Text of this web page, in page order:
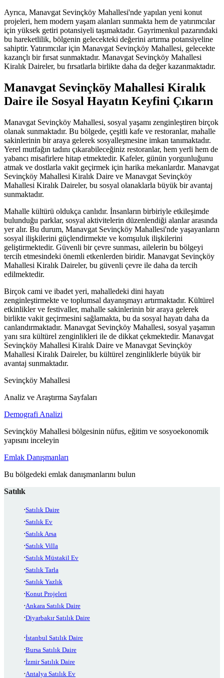
Ayrıca, Manavgat Sevinçköy Mahallesi'nde yapılan yeni konut
projeleri, hem modern yaşam alanları sunmakta hem de yatırımcılar
için yüksek getiri potansiyeli taşımaktadır. Gayrimenkul pazarındaki
bu hareketlilik, bölgenin gelecekteki değerini artırma potansiyeline
sahiptir. Yatırımcılar için Manavgat Sevinçköy Mahallesi, gelecekte
kazançlı bir fırsat sunmaktadır. Manavgat Sevinçköy Mahallesi
Kiralık Daireler, bu fırsatlarla birlikte daha da değer kazanmaktadır.
Manavgat Sevinçköy Mahallesi Kiralık
Daire ile Sosyal Hayatın Keyfini Çıkarın
Manavgat Sevinçköy Mahallesi, sosyal yaşamı zenginleştiren birçok
olanak sunmaktadır. Bu bölgede, çeşitli kafe ve restoranlar, mahalle
sakinlerinin bir araya gelerek sosyalleşmesine imkan tanımaktadır.
Yerel mutfağın tadını çıkarabileceğiniz restoranlar, hem yerli hem de
yabancı misafirlere hitap etmektedir. Kafeler, günün yorgunluğunu
atmak ve dostlarla vakit geçirmek için harika mekanlardır. Manavgat
Sevinçköy Mahallesi Kiralık Daire ve Manavgat Sevinçköy
Mahallesi Kiralık Daireler, bu sosyal olanaklarla büyük bir avantaj
sunmaktadır.
Mahalle kültürü oldukça canlıdır. İnsanların birbiriyle etkileşimde
bulunduğu parklar, sosyal aktivitelerin düzenlendiği alanlar arasında
yer alır. Bu durum, Manavgat Sevinçköy Mahallesi'nde yaşayanların
sosyal ilişkilerini güçlendirmekte ve komşuluk ilişkilerini
geliştirmektedir. Güvenli bir çevre sunması, ailelerin bu bölgeyi
tercih etmesindeki önemli etkenlerden biridir. Manavgat Sevinçköy
Mahallesi Kiralık Daireler, bu güvenli çevre ile daha da tercih
edilmektedir.
Birçok cami ve ibadet yeri, mahalledeki dini hayatı
zenginleştirmekte ve toplumsal dayanışmayı artırmaktadır. Kültürel
etkinlikler ve festivaller, mahalle sakinlerinin bir araya gelerek
birlikte vakit geçirmesini sağlamakta, bu da sosyal hayatı daha da
canlandırmaktadır. Manavgat Sevinçköy Mahallesi, sosyal yaşamın
yanı sıra kültürel zenginlikleri ile de dikkat çekmektedir. Manavgat
Sevinçköy Mahallesi Kiralık Daire ve Manavgat Sevinçköy
Mahallesi Kiralık Daireler, bu kültürel zenginliklerle büyük bir
avantaj sunmaktadır.
Sevinçköy Mahallesi
Analiz ve Araştırma Sayfaları
Demografi Analizi
Sevinçköy Mahallesi bölgesinin nüfus, eğitim ve sosyoekonomik
yapısını inceleyin
Emlak Danışmanları
Bu bölgedeki emlak danışmanlarını bulun
Satılık
Satılık Daire
Satılık Ev
Satılık Arsa
Satılık Villa
Satılık Müstakil Ev
Satılık Tarla
Satılık Yazlık
Konut Projeleri
Ankara Satılık Daire
Diyarbakır Satılık Daire
İstanbul Satılık Daire
Bursa Satılık Daire
İzmir Satılık Daire
Antalya Satılık Ev